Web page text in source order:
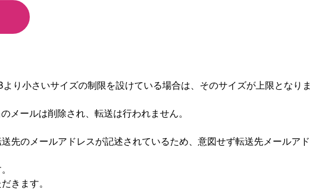
り小さいサイズの制限を設けている場合は、そのサイズが上限となり
ールは削除され、転送は行われません。
先のメールアドレスが記述されているため、意図せず転送先メールア
きます。